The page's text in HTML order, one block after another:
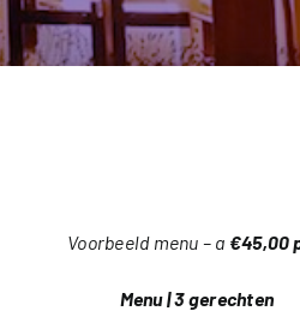
Voorbeeld menu – a €45,00
Menu | 3 gerechten